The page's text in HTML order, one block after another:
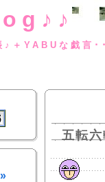
日記帳♪
»
五転